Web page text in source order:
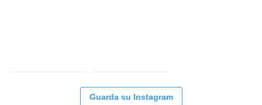
Guarda su Instagram